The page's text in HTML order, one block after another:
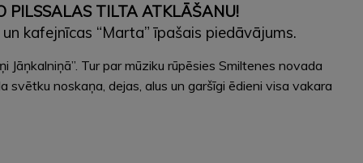
PILSSALAS TILTA ATKLĀŠANU!
kafejnīcas “Marta” īpašais piedāvājums.
Tur par mūziku rūpēsies Smiltenes novada
svētku noskaņa, dejas, alus un garšīgi ēdieni visa vakara